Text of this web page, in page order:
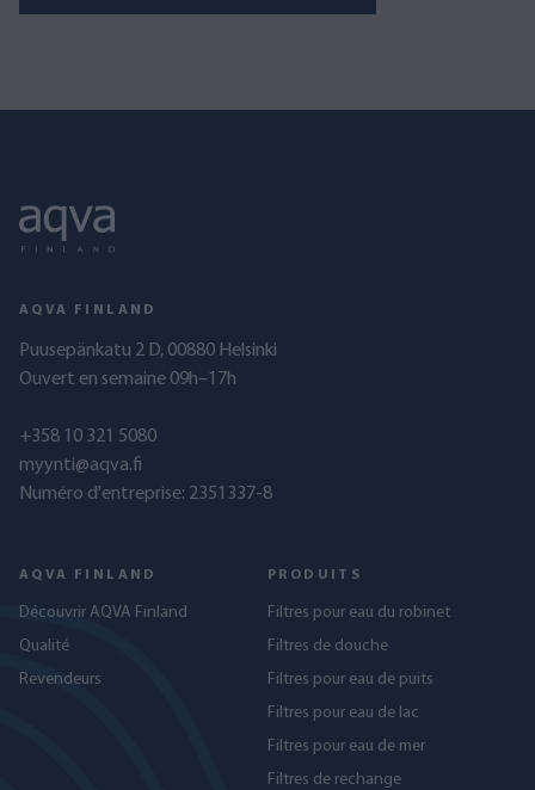
AQVA FINLAND
Puusepänkatu 2 D, 00880 Helsinki
Ouvert en semaine 09h–17h
+358 10 321 5080
myynti@aqva.fi
Numéro d'entreprise: 2351337-8
AQVA FINLAND
Découvrir AQVA Finland
Qualité
Revendeurs
PRODUITS
Filtres pour eau du robinet
Filtres de douche
Filtres pour eau de puits
Filtres pour eau de lac
Filtres pour eau de mer
Filtres de rechange